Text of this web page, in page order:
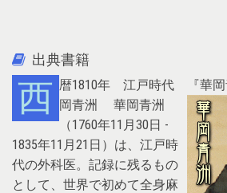
出典書籍
西暦1810年 江戸時代 『華岡青洲経験方』 by華 岡青洲
華岡青洲
（1760年11月30日 -
1835年11月21日）は、江戸時
代の外科医。記録に残るもの
として、世界で初めて全身麻